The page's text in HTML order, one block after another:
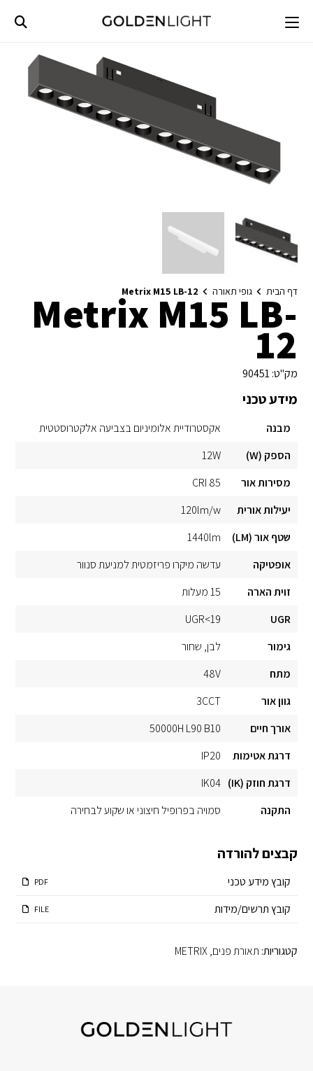
content
דף הבית גופי תאורה Metrix M15 LB-12
Metrix M15 LB-
12
מק"ט: 90451
מידע טכני
מבנה
אקסטרודיית אלומיניום בצביעה אלקטרוסטטית
הספק (W)
12W
מסירות אור
CRI 85
יעילות אורית
120lm/w
שטף אור (LM)
1440lm
אופטיקה
עדשה מיקרו פריזמטית למניעת סנוור
זוית הארה
15 מעלות
UGR
UGR<19
גימור
לבן שחור
מתח
48V
גוון אור
3CCT
אורך חיים
50000H L90 B10
דרגת אטימות
IP20
דרגת חוזק (IK)
IK04
התקנה
סמויה בפרופיל חיצוני או שקוע לבחירה
קבצים להורדה
קובץ מידע טכני PDF
קובץ תרשים/מידות FILE
קטגוריות: תאורת פנים,
METRIX